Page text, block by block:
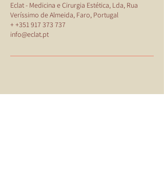
Eclat - Medicina e Cirurgia Estética, Lda, Rua
Veríssimo de Almeida, Faro, Portugal
+ +351 917 373 737
info@eclat.pt